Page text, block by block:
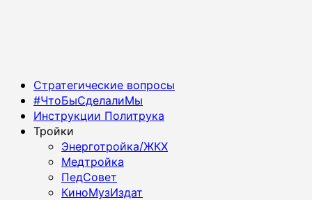
Основное
меню
Стратегические вопросы
#ЧтоБыСделалиМы
Инструкции Политрука
Тройки
Энерготройка/ЖКХ
Медтройка
ПедСовет
КиноМузИздат